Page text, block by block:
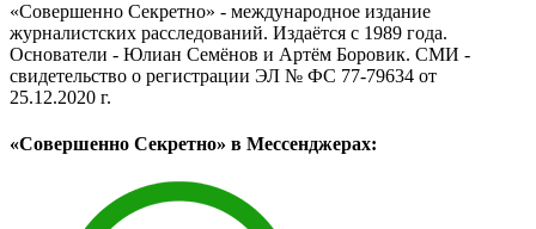
«Совершенно Секретно» - международное издание
журналистских расследований. Издаётся с 1989 года.
Основатели - Юлиан Семёнов и Артём Боровик. CМИ -
свидетельство о регистрации ЭЛ № ФС 77-79634 от
25.12.2020 г.
«Совершенно Секретно» в Мессенджерах: